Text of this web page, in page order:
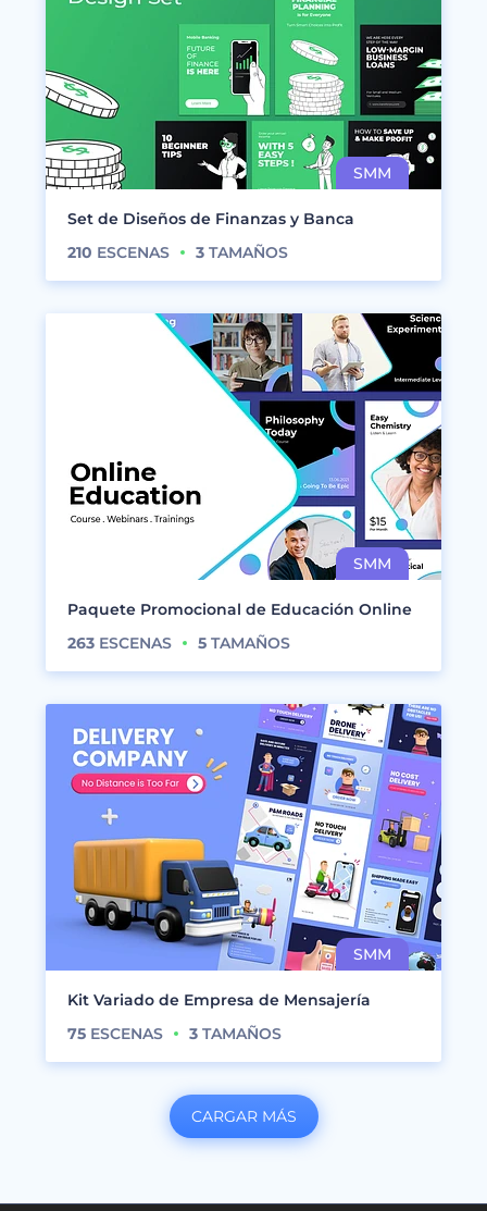
Set de Diseños de Finanzas y Banca
210 ESCENAS 3 TAMAÑOS
Paquete Promocional de Educación Online
263 ESCENAS 5 TAMAÑOS
Kit Variado de Empresa de Mensajería
75 ESCENAS 3 TAMAÑOS
CARGAR MÁS